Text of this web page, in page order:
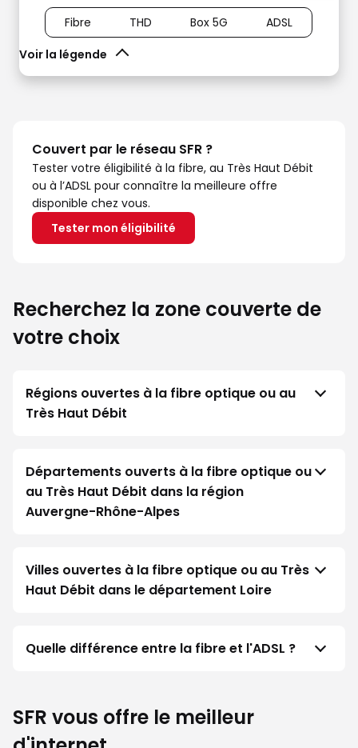
Voir la légende
Fibre THD Box 5G ADSL
Couvert par le réseau SFR ?
Tester votre éligibilité à la fibre, au Très Haut Débit
ou à l’ADSL pour connaître la meilleure offre
disponible chez vous.
Tester mon éligibilité
Recherchez la zone couverte de
votre choix
Régions ouvertes à la fibre optique ou au
Très Haut Débit
Départements ouverts à la fibre optique ou
au Très Haut Débit dans la région
Auvergne-Rhône-Alpes
Villes ouvertes à la fibre optique ou au Très
Haut Débit dans le département Loire
Quelle différence entre la fibre et l'ADSL ?
SFR vous offre le meilleur